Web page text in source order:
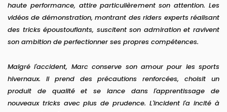
haute performance, attire particulièrement son attention. Les
vidéos de démonstration, montrant des riders experts réalisant
des tricks époustouflants, suscitent son admiration et ravivent
son ambition de perfectionner ses propres compétences.
Malgré l'accident, Marc conserve son amour pour les sports
hivernaux. Il prend des précautions renforcées, choisit un
produit de qualité et se lance dans l'apprentissage de
nouveaux tricks avec plus de prudence. L'incident l'a incité à